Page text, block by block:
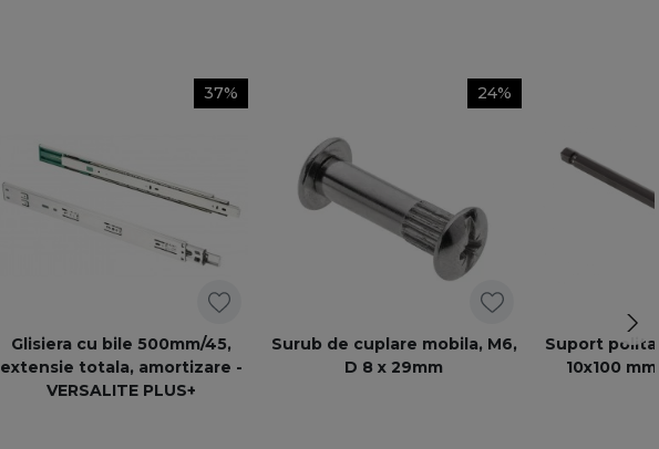
37%
Glisiera cu bile 500mm/45,
extensie totala, amortizare -
VERSALITE PLUS+
24%
Surub de cuplare mobila, M6,
D 8 x 29mm
Suport
10x100